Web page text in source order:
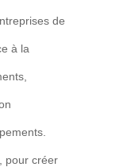
de
à la
pour créer